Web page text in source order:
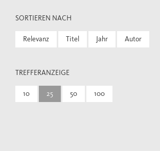
SORTIEREN NACH
Relevanz Titel Jahr Autor
TREFFERANZEIGE
10 25 50 100